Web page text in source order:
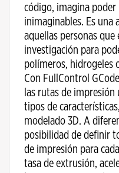
código, imagina
inimaginables. Es una
aquellas personas que
investigación para
polímeros, hidrogeles
Con FullControl
las rutas de
tipos de
modelado 3D. A
posibilidad de definir
de impresión para
tasa de extrusión,